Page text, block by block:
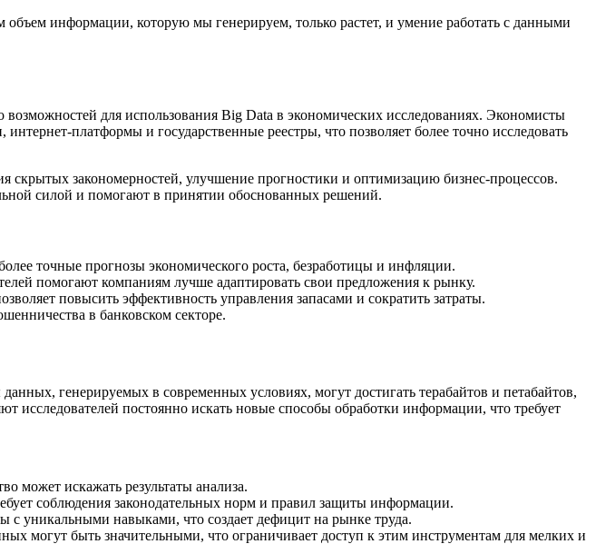
информации, которую мы генерируем, только растет, и умение работать с данными
для использования Big Data в экономических исследованиях. Экономисты
платформы и государственные реестры, что позволяет более точно исследовать
закономерностей, улучшение прогностики и оптимизацию бизнес-процессов.
силой и помогают в принятии обоснованных решений.
точные прогнозы экономического роста, безработицы и инфляции.
помогают компаниям лучше адаптировать свои предложения к рынку.
повысить эффективность управления запасами и сократить затраты.
в банковском секторе.
генерируемых в современных условиях, могут достигать терабайтов и петабайтов,
исследователей постоянно искать новые способы обработки информации, что требует
может искажать результаты анализа.
соблюдения законодательных норм и правил защиты информации.
с уникальными навыками, что создает дефицит на рынке труда.
могут быть значительными, что ограничивает доступ к этим инструментам для мелких и